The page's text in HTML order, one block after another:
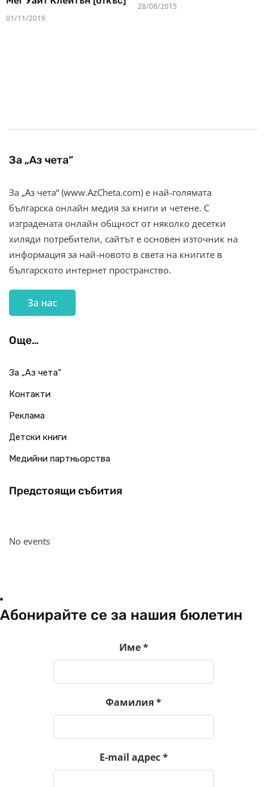
01/11/2019
28/08/2015
За „Аз чета“
За „Аз чета“ (www.AzCheta.com) е най-голямата
българска онлайн медия за книги и четене. С
изградената онлайн общност от няколко десетки
хиляди потребители, сайтът е основен източник на
информация за най-новото в света на книгите в
българското интернет пространство.
За нас
Още…
За „Аз чета“
Контакти
Реклама
Детски книги
Медийни партньорства
Предстоящи събития
No events
Абонирайте се за нашия бюлетин
Име*
Фамилия*
E-mail адрес*